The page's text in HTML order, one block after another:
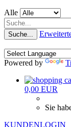
Alle
Suche...
Powered by
0,00 EUR
Sie
KUNDENLOGIN